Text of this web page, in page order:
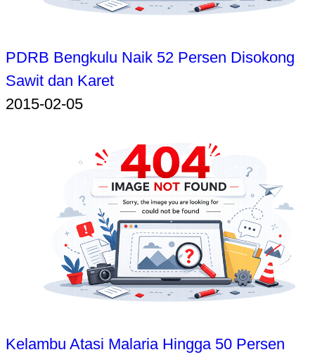
PDRB Bengkulu Naik 52 Persen Disokong
Sawit dan Karet
2015-02-05
Kelambu Atasi Malaria Hingga 50 Persen